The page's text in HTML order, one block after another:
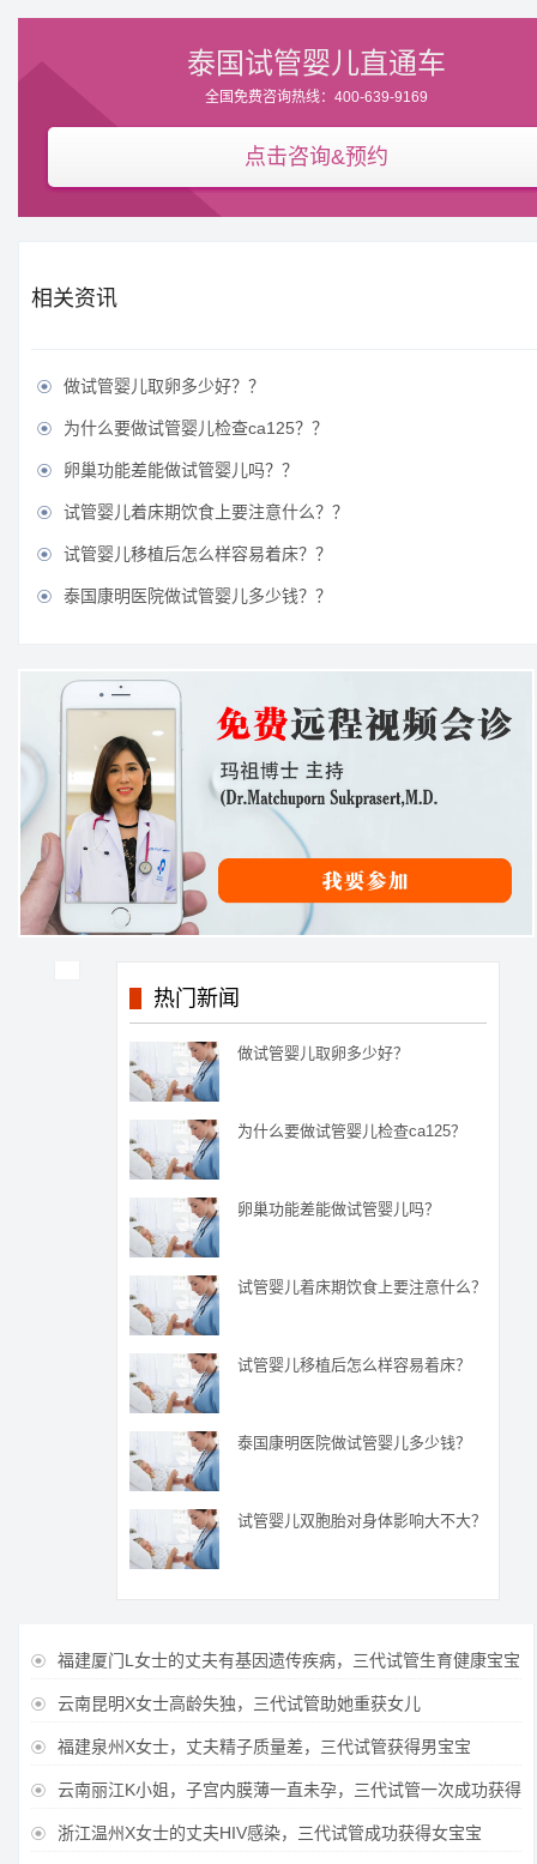
泰国试管婴儿直通车
全国免费咨询热线：400-639-9169
点击咨询&预约
相关资讯
 做试管婴儿取卵多少好？？
 为什么要做试管婴儿检查ca125？？
 卵巢功能差能做试管婴儿吗？？
 试管婴儿着床期饮食上要注意什么？？
 试管婴儿移植后怎么样容易着床？？
 泰国康明医院做试管婴儿多少钱？？
热门新闻
做试管婴儿取卵多少好？
为什么要做试管婴儿检查ca125？
卵巢功能差能做试管婴儿吗？
试管婴儿着床期饮食上要注意什么？
试管婴儿移植后怎么样容易着床？
泰国康明医院做试管婴儿多少钱？
试管婴儿双胞胎对身体影响大不大？
 福建厦门L女士的丈夫有基因遗传疾病，三代试管生育健康宝宝
 云南昆明X女士高龄失独，三代试管助她重获女儿
 福建泉州X女士，丈夫精子质量差，三代试管获得男宝宝
 云南丽江K小姐，子宫内膜薄一直未孕，三代试管一次成功获得
 浙江温州X女士的丈夫HIV感染，三代试管成功获得女宝宝